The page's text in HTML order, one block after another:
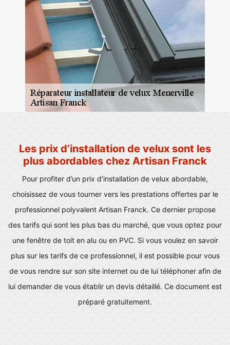
Les prix d’installation de velux sont les
plus abordables chez Artisan Franck
Pour profiter d’un prix d’installation de velux abordable,
choisissez de vous tourner vers les prestations offertes par le
professionnel polyvalent Artisan Franck. Ce dernier propose
des tarifs qui sont les plus bas du marché, que vous optez pour
une fenêtre de toit en alu ou en PVC. Si vous voulez en savoir
plus sur les tarifs de ce professionnel, il est possible pour vous
de vous rendre sur son site internet ou de lui téléphoner afin de
lui demander de vous établir un devis détaillé. Ce document est
préparé gratuitement.